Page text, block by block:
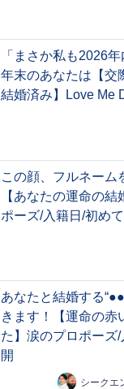
「まさか私も2026
年末のあなたは【交
結婚済み】Love Me
この顔、フルネーム
【あなたの運命の結
ポーズ/入籍日/初め
あなたと結婚する
きます！【運命の赤
た】涙のプロポーズ
開
シークエ